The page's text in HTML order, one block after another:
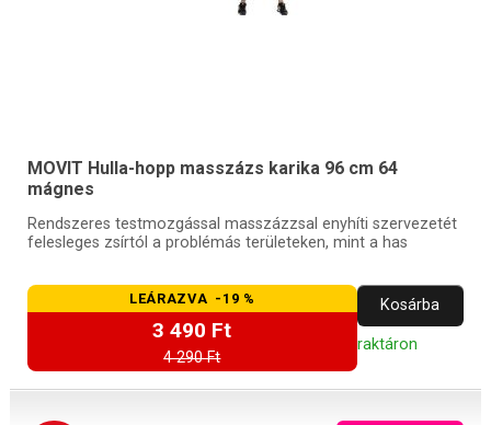
MOVIT Hulla-hopp masszázs karika 96 cm 64
mágnes
Rendszeres testmozgással masszázzsal enyhíti szervezetét
felesleges zsírtól a problémás területeken, mint a has
LEÁRAZVA -19 %
3 490 Ft
4 290 Ft
Kosárba
raktáron